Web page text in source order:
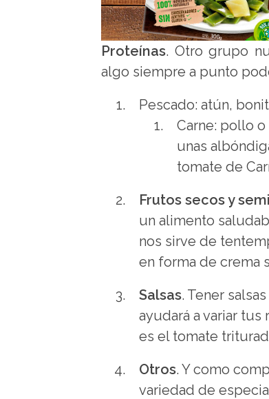
Proteínas. Otro grupo
algo siempre a punto
Pescado: atún,
Carne: pollo
unas
tomate de
Frutos secos y
un alimento
nos sirve de
en forma de crema
Salsas. Tener
ayudará a variar
es el tomate
Otros. Y como
variedad de